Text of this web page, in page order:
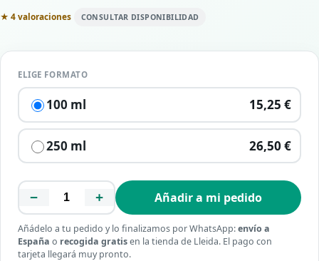
★ 4 valoraciones CONSULTAR DISPONIBILIDAD
ELIGE FORMATO
100 ml 15,25 €
250 ml 26,50 €
− + Añadir a mi pedido
Añádelo a tu pedido y lo finalizamos por WhatsApp:envío a
España o recogida gratisen la tienda de Lleida. El pago con
tarjeta llegará muy pronto.